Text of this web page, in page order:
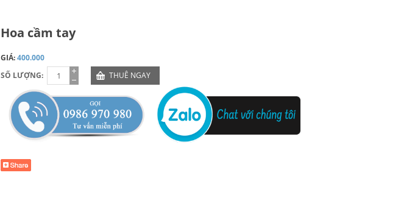
Hoa cầm tay
GIÁ:400.000
SỐ LƯỢNG:
THUÊ NGAY